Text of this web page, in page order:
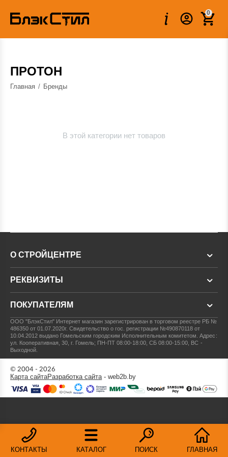
0
ПРОТОН
Главная / Бренды
В этой категории нет товаров
КОНТАКТЫ КАТАЛОГ ПОИСК ГЛАВНАЯ
О СТРОЙЦЕНТРЕ
РЕКВИЗИТЫ
ПОКУПАТЕЛЯМ
ООО "БлэкСтил" Интернет магазин зарегистрирован в торговом реестре РБ №
486350 от 01.07.2020г.Свидетельство о гос. регистрации №490870118 от
10.04.2012 выдано Гомельским городским Исполнительным комитетом.Адрес:
ул. Кооперативная, 30, г. Гомель; ПН-ПТ 08:00-18:00, СБ 08:00-15:00, ВС -
Выходной.
© 2004 - 2026
Карта сайтаРазработка сайта- web2b.by